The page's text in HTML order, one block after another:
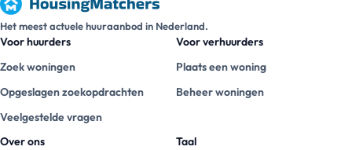
Het meest actuele huuraanbod in Nederland.
Voor huurders
Zoek woningen
Opgeslagen zoekopdrachten
Veelgestelde vragen
Voor verhuurders
Plaats een woning
Beheer woningen
Over ons
Taal